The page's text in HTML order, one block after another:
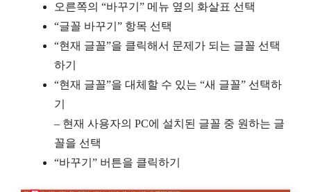
오른쪽의 “바꾸기” 메뉴 옆의 화살표 선택
“글꼴 바꾸기” 항목 선택
“현재 글꼴”을 클릭해서 문제가 되는 글꼴 선택
하기
“현재 글꼴”을 대체할 수 있는 “새 글꼴” 선택하
기
– 현재 사용자의 PC에 설치된 글꼴 중 원하는 글
꼴을 선택
“바꾸기” 버튼을 클릭하기